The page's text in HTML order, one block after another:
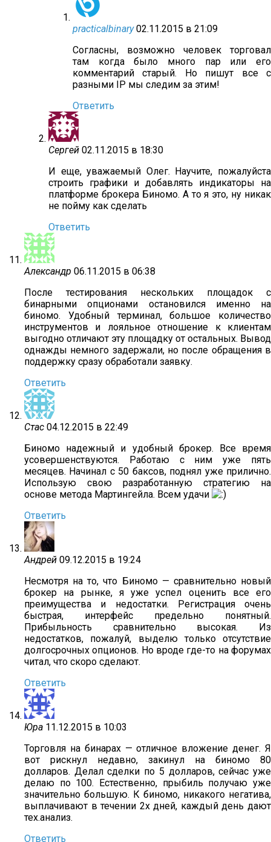
practicalbinary 02.11.2015 в 21:09
Согласны, возможно человек торговал
там когда было много пар или его
комментарий старый. Но пишут все с
разными IP мы следим за этим!
Ответить
Сергей 02.11.2015 в 18:30
И еще, уважаемый Олег. Научите, пожалуйста
строить графики и добавлять индикаторы на
платформе брокера Биномо. А то я это, ну никак
не пойму как сделать
Ответить
Александр 06.11.2015 в 06:38
После тестирования нескольких площадок с
бинарными опционами остановился именно на
биномо. Удобный терминал, большое количество
инструментов и лояльное отношение к клиентам
выгодно отличают эту площадку от остальных. Вывод
однажды немного задержали, но после обращения в
поддержку сразу обработали заявку.
Ответить
Стас 04.12.2015 в 22:49
Биномо надежный и удобный брокер. Все время
усовершенствуются. Работаю с ним уже пять
месяцев. Начинал с 50 баксов, поднял уже прилично.
Использую свою разработанную стратегию на
основе метода Мартингейла. Всем удачи
Ответить
Андрей 09.12.2015 в 19:24
Несмотря на то, что Биномо — сравнительно новый
брокер на рынке, я уже успел оценить все его
преимущества и недостатки. Регистрация очень
быстрая, интерфейс предельно понятный.
Прибыльность сравнительно высокая. Из
недостатков, пожалуй, выделю только отсутствие
долгосрочных опционов. Но вроде где-то на форумах
читал, что скоро сделают.
Ответить
Юра 11.12.2015 в 10:03
Торговля на бинарах — отличное вложение денег. Я
вот рискнул недавно, закинул на биномо 80
долларов. Делал сделки по 5 долларов, сейчас уже
делаю по 100. Естественно, прыбиль получаю уже
значительно большую. К биномо, никакого негатива,
выплачивают в течении 2х дней, каждый день дают
тех.анализ.
Ответить